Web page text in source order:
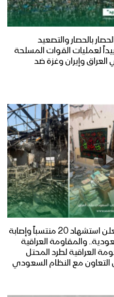
بالحصار والتصعيد
لعمليات القوات المسلحة
العراق وإيران وغزة ضد
الحشد الشعبي في العراق يعلن استشهاد 20 منتسباً وإصابة
والمقاومة العراقية
العراقية لطرد المحتل
مع النظام السعودي